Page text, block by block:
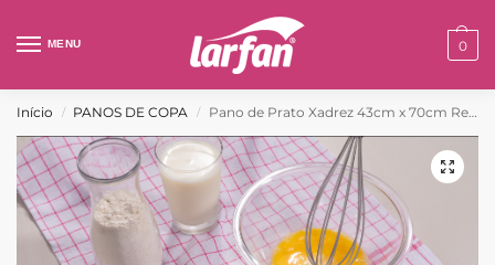
MENU 0
Início / PANOS DE COPA / Pano de Prato Xadrez 43cm x 70cm Ref: 1262